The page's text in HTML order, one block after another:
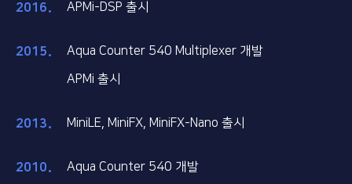
2016 APMi-DSP 출시
2015 Aqua Counter 540 Multiplexer 개발
APMi 출시
2013 MiniLE, MiniFX, MiniFX-Nano 출시
2010 Aqua Counter 540 개발